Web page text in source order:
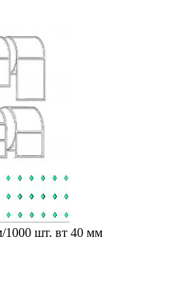
1000 шт. вт 40 мм